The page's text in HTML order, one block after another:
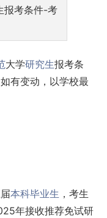
大学研究生报考条
有变动，以学校最
本科毕业生 ，考生
年接收推荐免试研